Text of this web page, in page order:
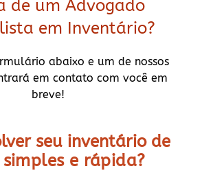
de um Advogado
em Inventário?
abaixo e um de nossos
em contato com você em
breve!
seu inventário de
simples e rápida?